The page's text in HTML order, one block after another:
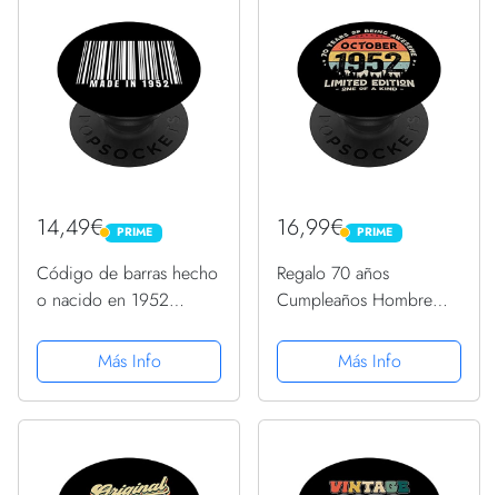
14,49€ PRIME
PRIME
Código de barras hecho
o nacido en 1952
1952 PopSockets
PopGrip Intercambiable
Más Info
16,99€ PRIME
PRIME
Regalo 70 años
Cumpleaños Hombre
PopSockets PopGrip
Intercambiable
Más Info